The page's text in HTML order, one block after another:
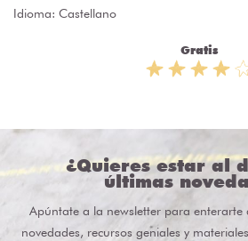
Idioma: Castellano
Gratis
¿Quieres estar al
últimas
Apúntate a la newsletter para enterarte
novedades, recursos geniales y